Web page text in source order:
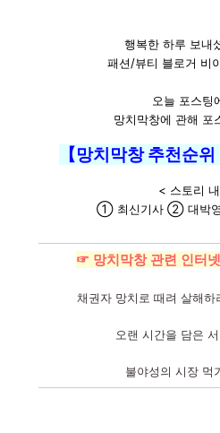
행복한 하루 보내
패션/뷰티 블로거 비
오늘 포스팅
망치막창에 관해 포
【망치막창 추천순위
< 스토리
① 최신기사 ② 대박
☞ 망치막창 관련 인터
채권자 망치로 때려 살해
오랜 시간을 담은
불야성의 시장 먹